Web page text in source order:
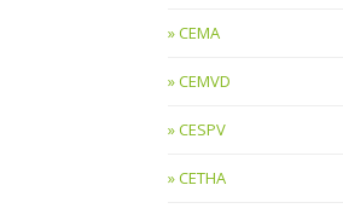
CEMA
CEMVD
CESPV
CETHA